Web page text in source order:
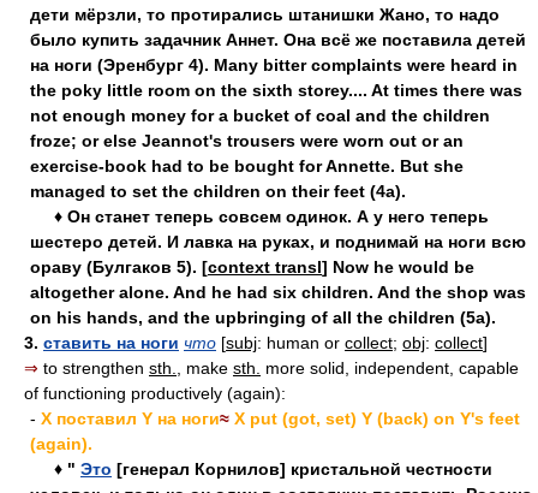
дети мёрзли, то протирались штанишки Жано, то надо
было купить задачник Аннет. Она всё же поставила детей
на ноги (Эренбург 4). Many bitter complaints were heard in
the poky little room on the sixth storey.... At times there was
not enough money for a bucket of coal and the children
froze; or else Jeannot's trousers were worn out or an
exercise-book had to be bought for Annette. But she
managed to set the children on their feet (4a).
♦ Он станет теперь совсем одинок. А у него теперь
шестеро детей. И лавка на руках, и поднимай на ноги всю
ораву (Булгаков 5). [context transl] Now he would be
altogether alone. And he had six children. And the shop was
on his hands, and the upbringing of all the children (5a).
3. ставить на ноги что [subj: human or collect; obj: collect]
⇒ to strengthen sth. , make sth.
more solid, independent, capable
of functioning productively (again):
- X поставил Y на ноги≈ X put (got, set) Y (back) on Y's feet
(again).
♦ " Это [генерал Корнилов] кристальной честности